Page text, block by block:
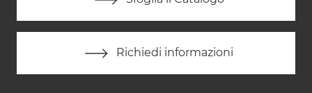
Richiedi informazioni